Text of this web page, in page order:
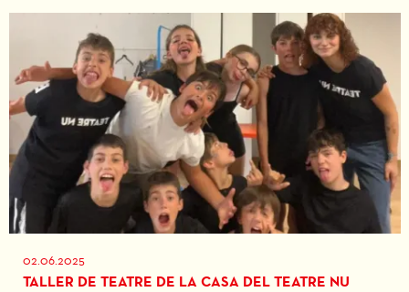
02.06.2025
TALLER DE TEATRE DE LA CASA DEL TEATRE NU